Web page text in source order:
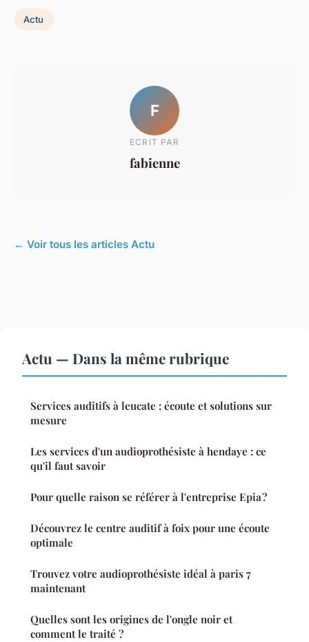
Actu
F
ECRIT PAR
fabienne
← Voir tous les articles Actu
Actu — Dans la même rubrique
Services auditifs à leucate : écoute et solutions sur
mesure
Les services d'un audioprothésiste à hendaye : ce
qu'il faut savoir
Pour quelle raison se référer à l'entreprise Epia ?
Découvrez le centre auditif à foix pour une écoute
optimale
Trouvez votre audioprothésiste idéal à paris 7
maintenant
Quelles sont les origines de l'ongle noir et
comment le traité ?